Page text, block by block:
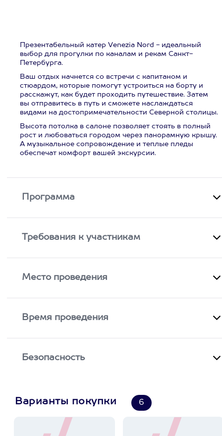
Презентабельный катер Venezia Nord - идеальный
выбор для прогулки по каналам и рекам Санкт-
Петербурга.
Ваш отдых начнется со встречи с капитаном и
стюардом, которые помогут устроиться на борту и
расскажут, как будет проходить путешествие. Затем
вы отправитесь в путь и сможете наслаждаться
видами на достопримечательности Северной столицы.
Высота потолка в салоне позволяет стоять в полный
рост и любоваться городом через панорамную крышу.
А музыкальное сопровождение и теплые пледы
обеспечат комфорт вашей экскурсии.
Программа
Требования к участникам
Место проведения
Время проведения
Безопасность
Варианты покупки 6